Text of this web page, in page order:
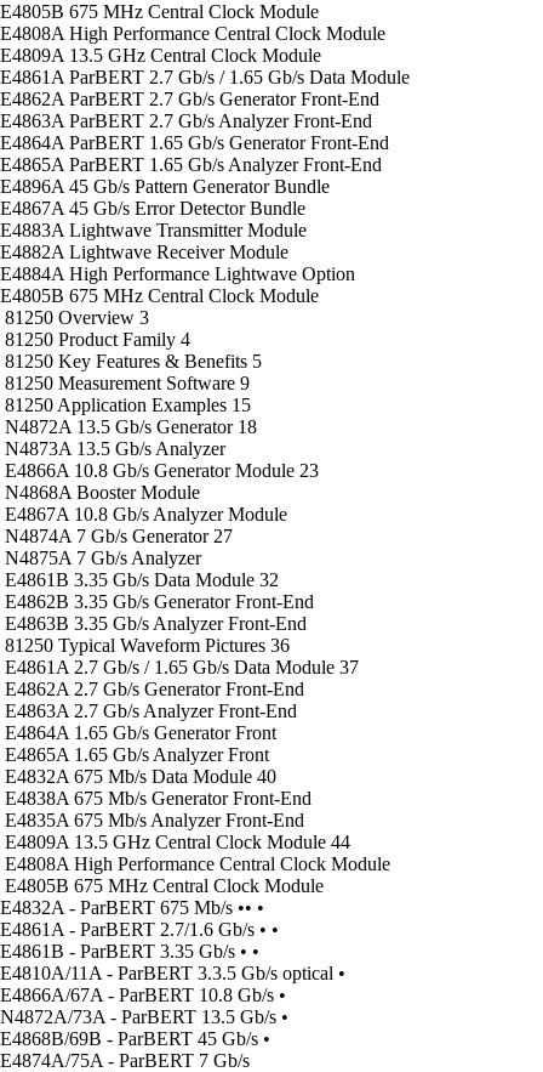
E4805B 675 MHz Central Clock Module
E4808A High Performance Central Clock Module
E4809A 13.5 GHz Central Clock Module
E4861A ParBERT 2.7 Gb/s / 1.65 Gb/s Data Module
E4862A ParBERT 2.7 Gb/s Generator Front-End
E4863A ParBERT 2.7 Gb/s Analyzer Front-End
E4864A ParBERT 1.65 Gb/s Generator Front-End
E4865A ParBERT 1.65 Gb/s Analyzer Front-End
E4896A 45 Gb/s Pattern Generator Bundle
E4867A 45 Gb/s Error Detector Bundle
E4883A Lightwave Transmitter Module
E4882A Lightwave Receiver Module
E4884A High Performance Lightwave Option
E4805B 675 MHz Central Clock Module
81250 Overview 3
81250 Product Family 4
81250 Key Features & Benefits 5
81250 Measurement Software 9
81250 Application Examples 15
N4872A 13.5 Gb/s Generator 18
N4873A 13.5 Gb/s Analyzer
E4866A 10.8 Gb/s Generator Module 23
N4868A Booster Module
E4867A 10.8 Gb/s Analyzer Module
N4874A 7 Gb/s Generator 27
N4875A 7 Gb/s Analyzer
E4861B 3.35 Gb/s Data Module 32
E4862B 3.35 Gb/s Generator Front-End
E4863B 3.35 Gb/s Analyzer Front-End
81250 Typical Waveform Pictures 36
E4861A 2.7 Gb/s / 1.65 Gb/s Data Module 37
E4862A 2.7 Gb/s Generator Front-End
E4863A 2.7 Gb/s Analyzer Front-End
E4864A 1.65 Gb/s Generator Front
E4865A 1.65 Gb/s Analyzer Front
E4832A 675 Mb/s Data Module 40
E4838A 675 Mb/s Generator Front-End
E4835A 675 Mb/s Analyzer Front-End
E4809A 13.5 GHz Central Clock Module 44
E4808A High Performance Central Clock Module
E4805B 675 MHz Central Clock Module
E4832A - ParBERT 675 Mb/s •• •
E4861A - ParBERT 2.7/1.6 Gb/s • •
E4861B - ParBERT 3.35 Gb/s • •
E4810A/11A - ParBERT 3.3.5 Gb/s optical •
E4866A/67A - ParBERT 10.8 Gb/s •
N4872A/73A - ParBERT 13.5 Gb/s •
E4868B/69B - ParBERT 45 Gb/s •
E4874A/75A - ParBERT 7 Gb/s